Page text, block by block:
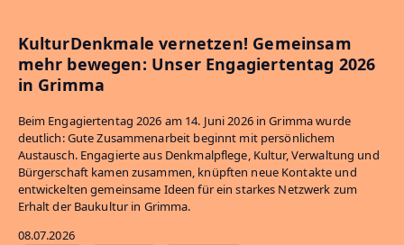
KulturDenkmale vernetzen! Gemeinsam
mehr bewegen: Unser Engagiertentag 2026
in Grimma
Beim Engagiertentag 2026 am 14. Juni 2026 in Grimma wurde
deutlich: Gute Zusammenarbeit beginnt mit persönlichem
Austausch. Engagierte aus Denkmalpflege, Kultur, Verwaltung und
Bürgerschaft kamen zusammen, knüpften neue Kontakte und
entwickelten gemeinsame Ideen für ein starkes Netzwerk zum
Erhalt der Baukultur in Grimma.
08.07.2026